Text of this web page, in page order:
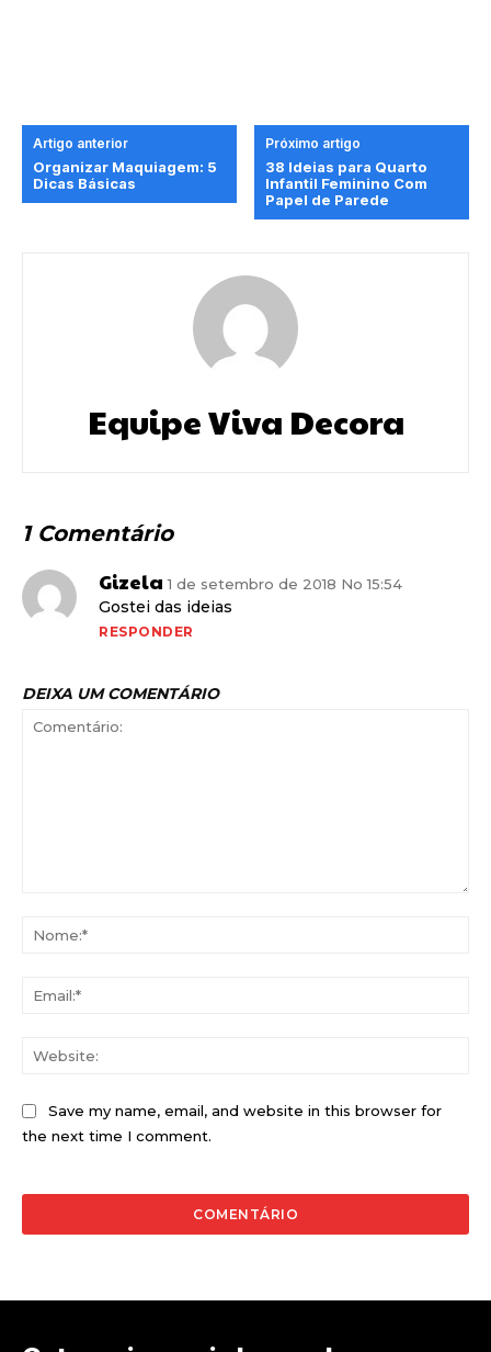
Artigo anterior
Organizar Maquiagem: 5
Dicas Básicas
Próximo artigo
38 Ideias para Quarto
Infantil Feminino Com
Papel de Parede
Equipe Viva Decora
1 Comentário
Gizela 1 de setembro de 2018 No 15:54
Gostei das ideias
RESPONDER
DEIXA UM COMENTÁRIO
Save my name, email, and website in this browser for
the next time I comment.